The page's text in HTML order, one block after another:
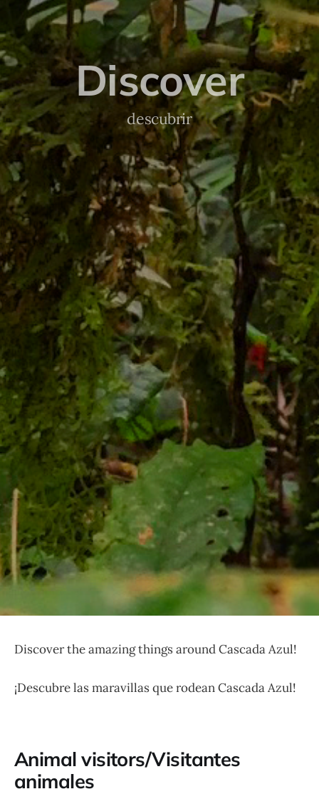
Discover
descubrir
Discover the amazing things around Cascada Azul!
¡Descubre las maravillas que rodean Cascada Azul!
Animal visitors/Visitantes
animales